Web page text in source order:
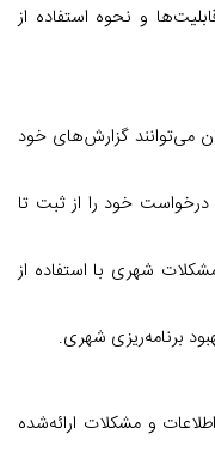
و نحوه استفاده از
می‌توانند گزارش‌های خود
خود را از ثبت تا
شهری با استفاده از
برنامه‌ریزی شهری.
و مشکلات ارائه‌شده